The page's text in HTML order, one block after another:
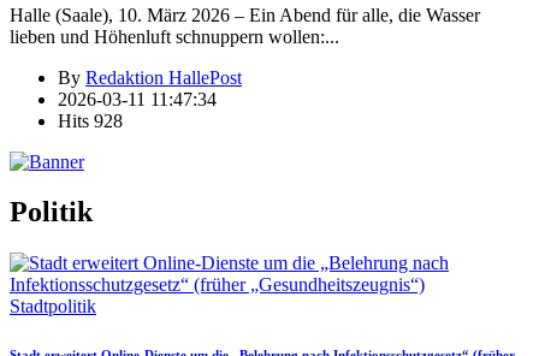
Halle (Saale), 10. März 2026 – Ein Abend für alle, die Wasser
lieben und Höhenluft schnuppern wollen:...
By Redaktion HallePost
2026-03-11 11:47:34
Hits 928
Politik
Stadtpolitik